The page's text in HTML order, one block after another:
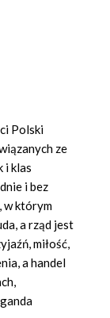
Polski
ze
i klas
i bez
w którym
a rząd jest
miłość,
a handel